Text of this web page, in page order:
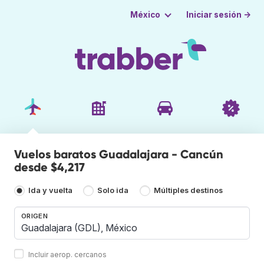
México Iniciar sesión →
Vuelos baratos Guadalajara - Cancún
desde $4,217
Ida y vuelta Solo ida Múltiples destinos
ORIGEN
Incluir aerop. cercanos